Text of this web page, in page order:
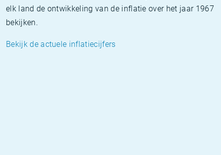
elk land de ontwikkeling van de inflatie over het jaar 1967
bekijken.
Bekijk de actuele inflatiecijfers